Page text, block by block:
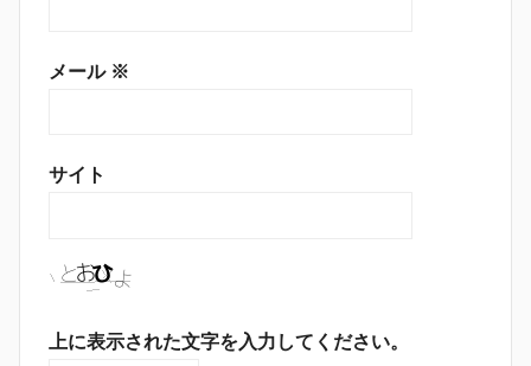
メール ※
サイト
上に表示された文字を入力してください。